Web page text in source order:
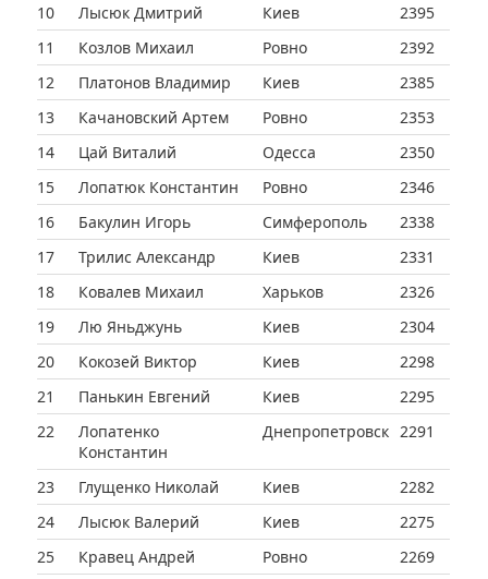
10
Лысюк Дмитрий Киев
2395
11
Козлов Михаил Ровно
2392
12
Платонов Владимир Киев
2385
13
Качановский Артем Ровно
2353
14
Цай Виталий Одесса
2350
15
Лопатюк Константин Ровно
2346
16
Бакулин Игорь Симферополь
2338
17
Трилис Александр Киев
2331
18
Ковалев Михаил Харьков
2326
19
Лю Яньджунь Киев
2304
20
Кокозей Виктор Киев
2298
21
Панькин Евгений Киев
2295
22
Лопатенко
Константин
Днепропетровск 2291
23 Глущенко Николай Киев
2282
24
Лысюк Валерий Киев
2275
25
Кравец Андрей Ровно
2269